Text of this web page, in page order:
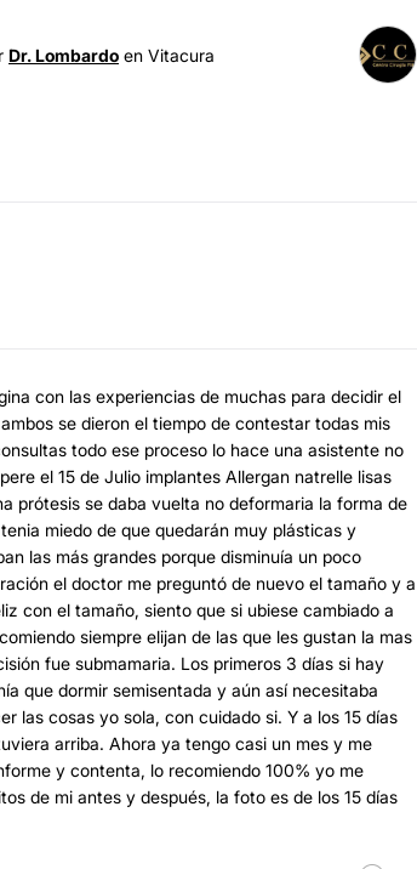
Dr. Lombardo en Vitacura
con las experiencias de muchas para decidir el
se dieron el tiempo de contestar todas mis
todo ese proceso lo hace una asistente no
el 15 de Julio implantes Allergan natrelle lisas
prótesis se daba vuelta no deformaria la forma de
miedo de que quedarán muy plásticas y
las más grandes porque disminuía un poco
el doctor me preguntó de nuevo el tamaño y a
con el tamaño, siento que si ubiese cambiado a
siempre elijan de las que les gustan la mas
fue submamaria. Los primeros 3 días si hay
que dormir semisentada y aún así necesitaba
las cosas yo sola, con cuidado si. Y a los 15 días
arriba. Ahora ya tengo casi un mes y me
y contenta, lo recomiendo 100% yo me
de mi antes y después, la foto es de los 15 días